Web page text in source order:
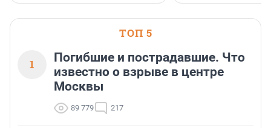
ТОП 5
1
Погибшие и пострадавшие. Что
известно о взрыве в центре
Москвы
89 779 217